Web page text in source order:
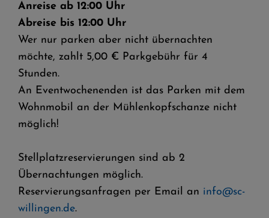
Anreise ab 12:00 Uhr
Abreise bis 12:00 Uhr
Wer nur parken aber nicht übernachten
möchte, zahlt 5,00 € Parkgebühr für 4
Stunden.
An Eventwochenenden ist das Parken mit dem
Wohnmobil an der Mühlenkopfschanze nicht
möglich!
Stellplatzreservierungen sind ab 2
Übernachtungen möglich.
Reservierungsanfragen per Email an info@sc-
willingen.de.